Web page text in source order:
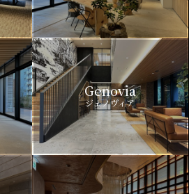
Genovia
ジェノヴィア